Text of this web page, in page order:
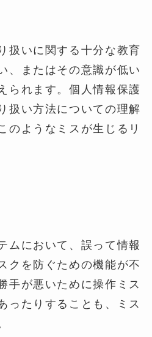
扱いに関する十分な教育
、またはその意識が低い
られます。個人情報保護
扱い方法についての理解
のようなミスが生じるリ
ムにおいて、誤って情報
クを防ぐための機能が不
手が悪いために操作ミス
ったりすることも、ミス